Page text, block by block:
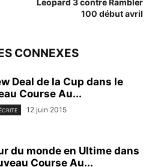
Leopard 3 contre Rambler
100 début avril
CONNEXES
Deal de la Cup dans le
Course Au...
12 juin 2015
du monde en Ultime dans
Course Au...